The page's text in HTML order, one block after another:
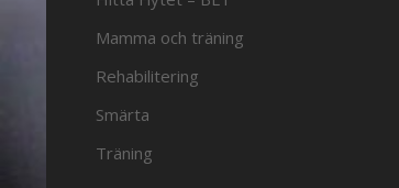
Mamma och träning
Rehabilitering
Smärta
Träning